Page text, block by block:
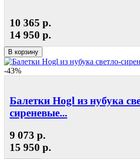
10 365 р.
14 950 р.
В корзину
-43%
Балетки Hogl из нубука
сиреневые...
9 073 р.
15 950 р.